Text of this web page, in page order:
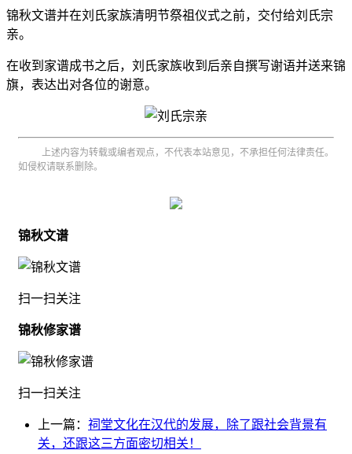
锦秋文谱并在刘氏家族清明节祭祖仪式之前，交付给刘氏宗
亲。
在收到家谱成书之后，刘氏家族收到后亲自撰写谢语并送来锦
旗，表达出对各位的谢意。
上述内容为转载或编者观点，不代表本站意见，不承担任何法律责任。
如侵权请联系删除。
锦秋文谱
扫一扫关注
锦秋修家谱
扫一扫关注
上一篇： 祠堂文化在汉代的发展，除了跟社会背景有
关，还跟这三方面密切相关！